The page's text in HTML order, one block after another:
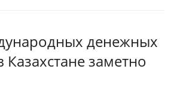
денежных
заметно